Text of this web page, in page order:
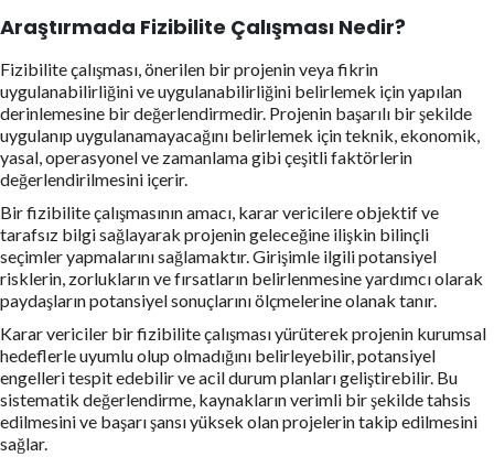
Araştırmada Fizibilite Çalışması Nedir?
Fizibilite çalışması, önerilen bir projenin veya fikrin
uygulanabilirliğini ve uygulanabilirliğini belirlemek için yapılan
derinlemesine bir değerlendirmedir. Projenin başarılı bir şekilde
uygulanıp uygulanamayacağını belirlemek için teknik, ekonomik,
yasal, operasyonel ve zamanlama gibi çeşitli faktörlerin
değerlendirilmesini içerir.
Bir fizibilite çalışmasının amacı, karar vericilere objektif ve
tarafsız bilgi sağlayarak projenin geleceğine ilişkin bilinçli
seçimler yapmalarını sağlamaktır. Girişimle ilgili potansiyel
risklerin, zorlukların ve fırsatların belirlenmesine yardımcı olarak
paydaşların potansiyel sonuçlarını ölçmelerine olanak tanır.
Karar vericiler bir fizibilite çalışması yürüterek projenin kurumsal
hedeflerle uyumlu olup olmadığını belirleyebilir, potansiyel
engelleri tespit edebilir ve acil durum planları geliştirebilir. Bu
sistematik değerlendirme, kaynakların verimli bir şekilde tahsis
edilmesini ve başarı şansı yüksek olan projelerin takip edilmesini
sağlar.